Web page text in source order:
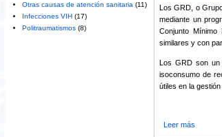
Los GRD, o
mediante un
Conjunto
similares y con
Los GRD son un
isoconsumo de
útiles en la
Leer más
Otras causas de atención sanitaria (11)
Infecciones VIH (17)
Politraumatismos (8)